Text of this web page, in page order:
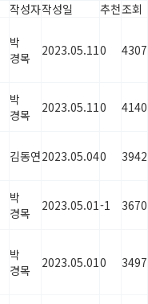
작성자작성일 추천조회
박
경목
2023.05.110 4307
박
경목
2023.05.110 4140
김동연2023.05.040 3942
박
경목
2023.05.01-1 3670
박
경목
2023.05.010 3497